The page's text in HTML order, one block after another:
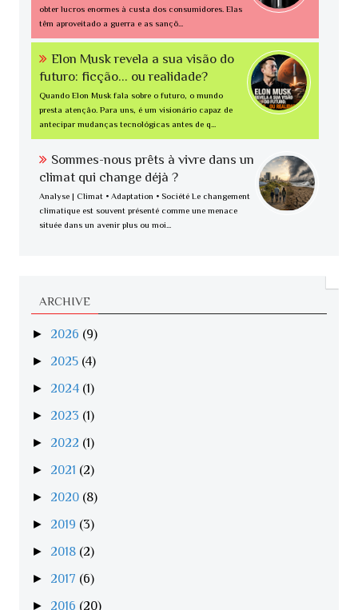
obter lucros enormes à custa dos consumidores. Elas
têm aproveitado a guerra e as sançõ...
Elon Musk revela a sua visão do
futuro: ficção... ou realidade?
Quando Elon Musk fala sobre o futuro, o mundo
presta atenção. Para uns, é um visionário capaz de
antecipar mudanças tecnológicas antes de q...
Sommes-nous prêts à vivre dans un
climat qui change déjà ?
Analyse | Climat • Adaptation • Société Le changement
climatique est souvent présenté comme une menace
située dans un avenir plus ou moi...
ARCHIVE
► 2026 (9)
► 2025 (4)
► 2024 (1)
► 2023 (1)
► 2022 (1)
► 2021 (2)
► 2020 (8)
► 2019 (3)
► 2018 (2)
► 2017 (6)
► 2016 (20)